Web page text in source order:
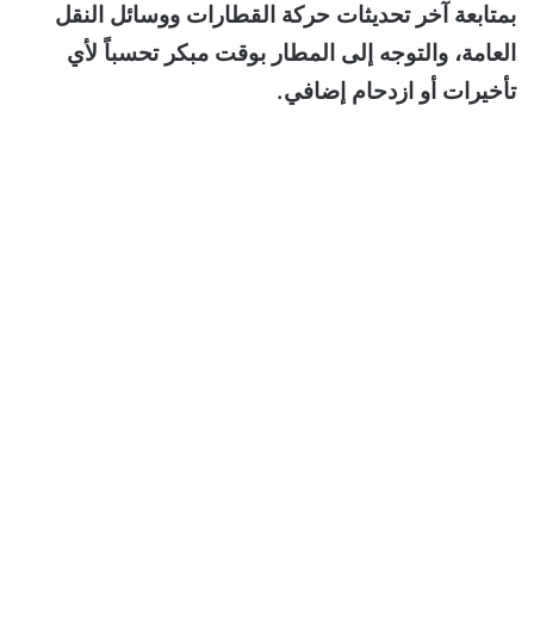
بمتابعة آخر تحديثات حركة القطارات ووسائل النقل
العامة، والتوجه إلى المطار بوقت مبكر تحسباً لأي
تأخيرات أو ازدحام إضافي.